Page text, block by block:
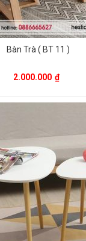
Bàn Trà ( BT 11 )
2.000.000 ₫